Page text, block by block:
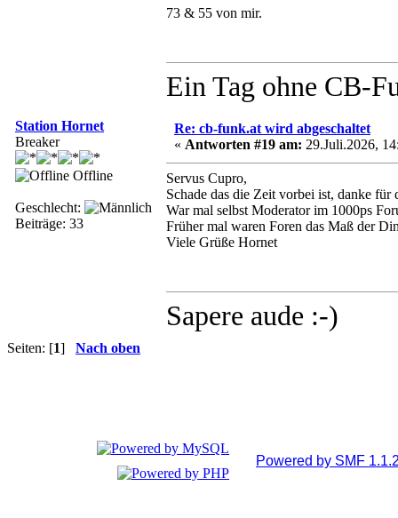
73 & 55 von mir.
Ein Tag ohne CB-
Station Hornet
Breaker
Offline
Geschlecht:
Beiträge: 33
Re: cb-funk.at wird abgeschaltet
« Antworten #19 am: 29.Juli.2026,
Servus Cupro,
Schade das die Zeit vorbei ist, danke
War mal selbst Moderator im 1000ps
Früher mal waren Foren das Maß der
Viele Grüße Hornet
Sapere aude :-)
Seiten: [1] Nach oben
Powered by SMF